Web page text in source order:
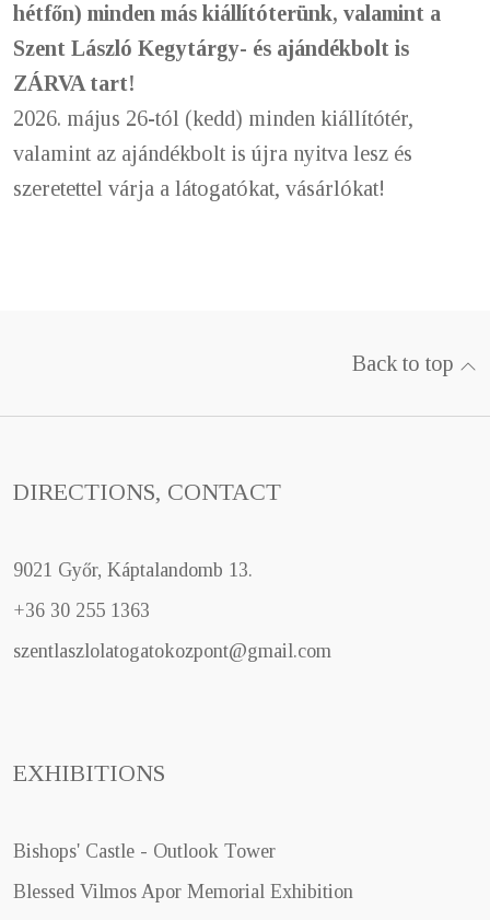
hétfőn) minden más kiállítóterünk, valamint a
Szent László Kegytárgy- és ajándékbolt is
ZÁRVA tart!
2026. május 26-tól (kedd) minden kiállítótér,
valamint az ajándékbolt is újra nyitva lesz és
szeretettel várja a látogatókat, vásárlókat!
Back to top
DIRECTIONS, CONTACT
9021 Győr, Káptalandomb 13.
+36 30 255 1363
szentlaszlolatogatokozpont@gmail.com
EXHIBITIONS
Bishops' Castle - Outlook Tower
Blessed Vilmos Apor Memorial Exhibition